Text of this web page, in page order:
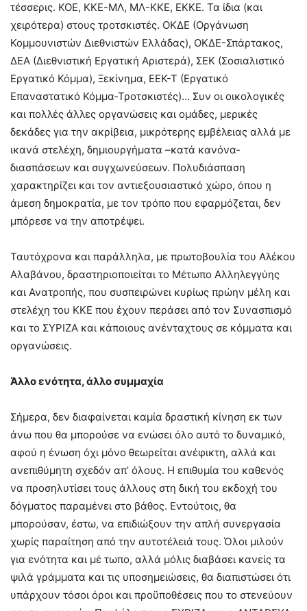
τέσσερις. ΚΟΕ, ΚΚΕ-ΜΛ, ΜΛ-ΚΚΕ, ΕΚΚΕ. Τα ίδια (και
χειρότερα) στους τροτσκιστές. ΟΚΔΕ (Οργάνωση
Κομμουνιστών Διεθνιστών Ελλάδας), ΟΚΔΕ-Σπάρτακος,
ΔΕΑ (Διεθνιστική Εργατική Αριστερά), ΣΕΚ (Σοσιαλιστικό
Εργατικό Κόμμα), Ξεκίνημα, ΕΕΚ-Τ (Εργατικό
Επαναστατικό Κόμμα-Τροτσκιστές)… Συν οι οικολογικές
και πολλές άλλες οργανώσεις και ομάδες, μερικές
δεκάδες για την ακρίβεια, μικρότερης εμβέλειας αλλά με
ικανά στελέχη, δημιουργήματα –κατά κανόνα-
διασπάσεων και συγχωνεύσεων. Πολυδιάσπαση
χαρακτηρίζει και τον αντιεξουσιαστικό χώρο, όπου η
άμεση δημοκρατία, με τον τρόπο που εφαρμόζεται, δεν
μπόρεσε να την αποτρέψει.
Ταυτόχρονα και παράλληλα, με πρωτοβουλία του Αλέκου
Αλαβάνου, δραστηριοποιείται το Μέτωπο Αλληλεγγύης
και Ανατροπής, που συσπειρώνει κυρίως πρώην μέλη και
στελέχη του ΚΚΕ που έχουν περάσει από τον Συνασπισμό
και το ΣΥΡΙΖΑ και κάποιους ανένταχτους σε κόμματα και
οργανώσεις.
Άλλο ενότητα, άλλο συμμαχία
Σήμερα, δεν διαφαίνεται καμία δραστική κίνηση εκ των
άνω που θα μπορούσε να ενώσει όλο αυτό το δυναμικό,
αφού η ένωση όχι μόνο θεωρείται ανέφικτη, αλλά και
ανεπιθύμητη σχεδόν απ’ όλους. Η επιθυμία του καθενός
να προσηλυτίσει τους άλλους στη δική του εκδοχή του
δόγματος παραμένει στο βάθος. Εντούτοις, θα
μπορούσαν, έστω, να επιδιώξουν την απλή συνεργασία
χωρίς παραίτηση από την αυτοτέλειά τους. Όλοι μιλούν
για ενότητα και μέ τωπο, αλλά μόλις διαβάσει κανείς τα
ψιλά γράμματα και τις υποσημειώσεις, θα διαπιστώσει ότι
υπάρχουν τόσοι όροι και προϋποθέσεις που το στενεύουν